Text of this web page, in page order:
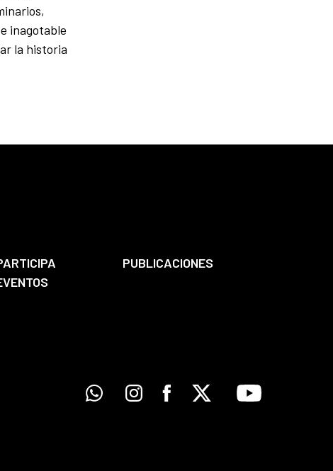
inagotable
la historia
PUBLICACIONES
WhatsappInstagramFacebook
X Youtube